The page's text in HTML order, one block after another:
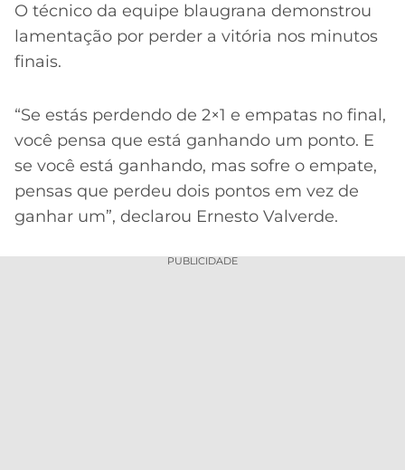
O técnico da equipe blaugrana demonstrou
lamentação por perder a vitória nos minutos
finais.
“Se estás perdendo de 2×1 e empatas no final,
você pensa que está ganhando um ponto. E
se você está ganhando, mas sofre o empate,
pensas que perdeu dois pontos em vez de
ganhar um”, declarou Ernesto Valverde.
PUBLICIDADE